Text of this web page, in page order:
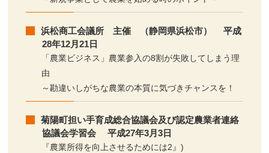
浜松商工会議所 主催 （静岡県浜松市） 平成
28年12月21日
「農業ビジネス」農業参入の8割が失敗してしまう理
由
～勘違いしがちな農業の本質に気づきチャンスを！
菊陽町担い手育成総合協議会及び認定農業者連絡
協議会学習会 平成27年3月3日
『農業所得を向上させるためには2』)